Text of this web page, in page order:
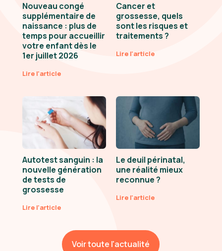
Nouveau congé
supplémentaire de
naissance : plus de
temps pour accueillir
votre enfant dès le
1er juillet 2026
Lire l'article
Cancer et
grossesse, quels
sont les risques et
traitements ?
Lire l'article
Autotest sanguin : la
nouvelle génération
de tests de
grossesse
Lire l'article
Le deuil périnatal,
une réalité mieux
reconnue ?
Lire l'article
Voir toute l'actualité